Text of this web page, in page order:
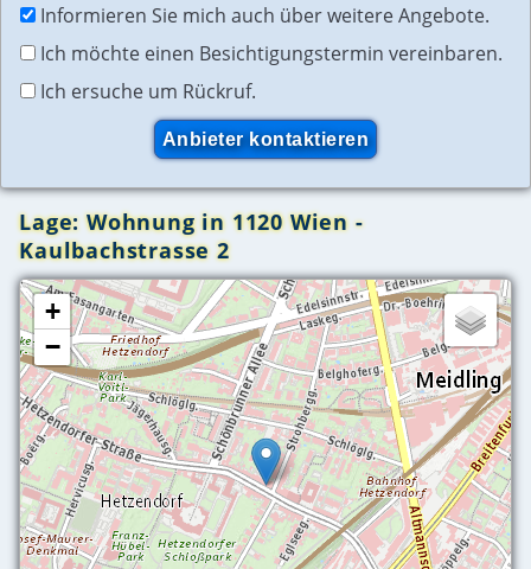
Informieren Sie mich auch über weitere Angebote.
Ich möchte einen Besichtigungstermin vereinbaren.
Ich ersuche um Rückruf.
Lage: Wohnung in 1120 Wien -
Kaulbachstrasse 2
+
−